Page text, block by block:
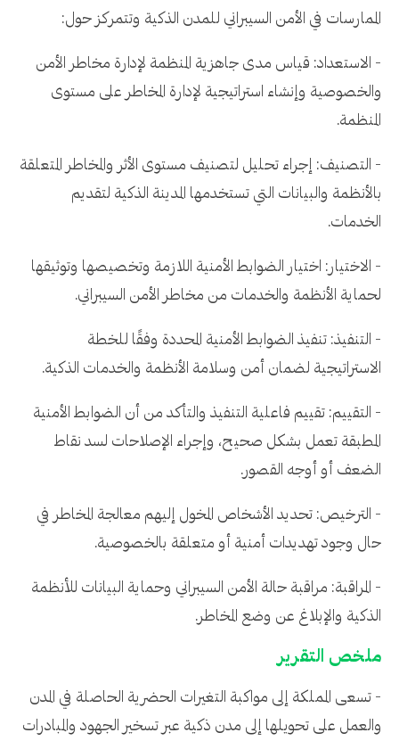
الممارسات في الأمن السيبراني للمدن الذكية وتتمركز حول:
- الاستعداد: قياس مدى جاهزية المنظمة لإدارة مخاطر الأمن
والخصوصية وإنشاء استراتيجية لإدارة المخاطر على مستوى
المنظمة.
- التصنيف: إجراء تحليل لتصنيف مستوى الأثر والمخاطر المتعلقة
بالأنظمة والبيانات التي تستخدمها المدينة الذكية لتقديم
الخدمات.
- الاختيار: اختيار الضوابط الأمنية اللازمة وتخصيصها وتوثيقها
لحماية الأنظمة والخدمات من مخاطر الأمن السيبراني.
- التنفيذ: تنفيذ الضوابط الأمنية المحددة وفقًا للخطة
الاستراتيجية لضمان أمن وسلامة الأنظمة والخدمات الذكية.
- التقييم: تقييم فاعلية التنفيذ والتأكد من أن الضوابط الأمنية
المطبقة تعمل بشكل صحيح، وإجراء الإصلاحات لسد نقاط
الضعف أو أوجه القصور.
- الترخيص: تحديد الأشخاص المخول إليهم معالجة المخاطر في
حال وجود تهديدات أمنية أو متعلقة بالخصوصية.
- المراقبة: مراقبة حالة الأمن السيبراني وحماية البيانات للأنظمة
الذكية والإبلاغ عن وضع المخاطر.
ملخص التقرير
- تسعى المملكة إلى مواكبة التغيرات الحضرية الحاصلة في المدن
والعمل على تحويلها إلى مدن ذكية عبر تسخير الجهود والمبادرات